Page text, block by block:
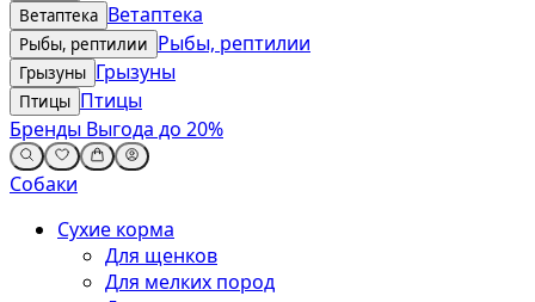
Ветаптека Ветаптека
Рыбы, рептилии Рыбы, рептилии
Грызуны Грызуны
Птицы Птицы
Бренды Выгода до 20%
Собаки
Сухие корма
Для щенков
Для мелких пород